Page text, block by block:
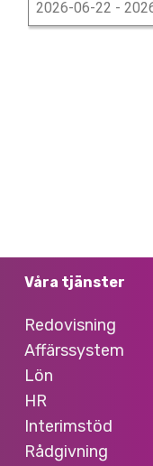
Våra tjänster
Redovisning
Affärssystem
Lön
HR
Interimstöd
Rådgivning